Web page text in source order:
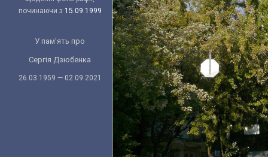
починаючи з 15.09.1999
У пам'ять про
Сергія Дзюбенка
26.03.1959 — 02.09.2021